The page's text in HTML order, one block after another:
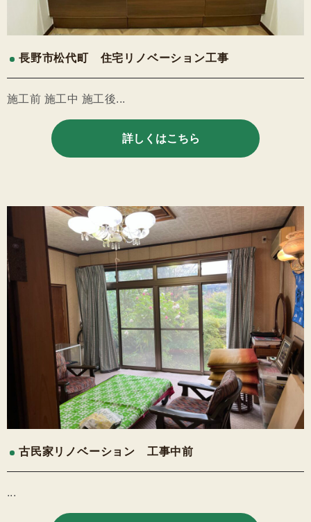
長野市松代町 住宅リノベーション工事
施工前 施工中 施工後...
詳しくはこちら
古民家リノベーション 工事中前
...